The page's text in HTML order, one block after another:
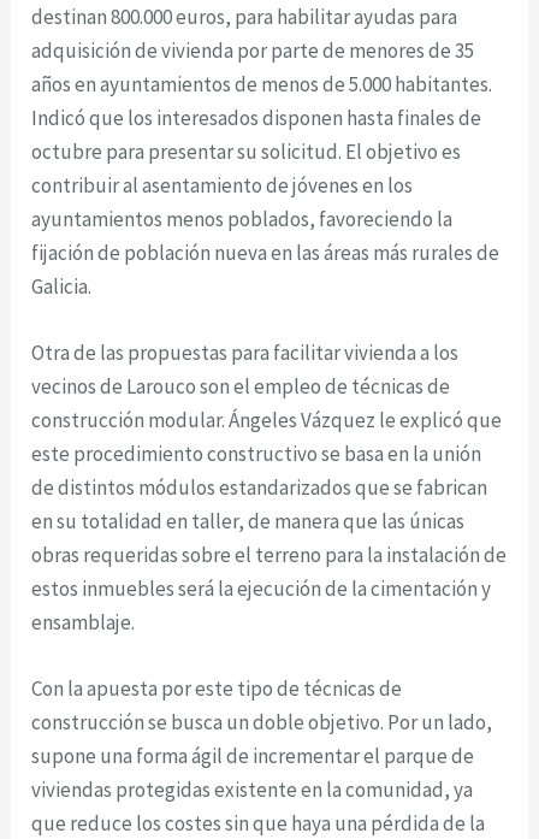
destinan 800.000 euros, para habilitar ayudas para
adquisición de vivienda por parte de menores de 35
años en ayuntamientos de menos de 5.000 habitantes.
Indicó que los interesados disponen hasta finales de
octubre para presentar su solicitud. El objetivo es
contribuir al asentamiento de jóvenes en los
ayuntamientos menos poblados, favoreciendo la
fijación de población nueva en las áreas más rurales de
Galicia.
Otra de las propuestas para facilitar vivienda a los
vecinos de Larouco son el empleo de técnicas de
construcción modular. Ángeles Vázquez le explicó que
este procedimiento constructivo se basa en la unión
de distintos módulos estandarizados que se fabrican
en su totalidad en taller, de manera que las únicas
obras requeridas sobre el terreno para la instalación de
estos inmuebles será la ejecución de la cimentación y
ensamblaje.
Con la apuesta por este tipo de técnicas de
construcción se busca un doble objetivo. Por un lado,
supone una forma ágil de incrementar el parque de
viviendas protegidas existente en la comunidad, ya
que reduce los costes sin que haya una pérdida de la